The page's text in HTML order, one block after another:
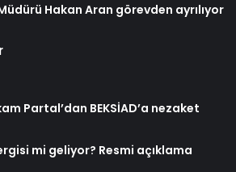
Hakan Aran görevden ayrılıyor
Partal’dan BEKSİAD’a nezaket
mi geliyor? Resmi açıklama